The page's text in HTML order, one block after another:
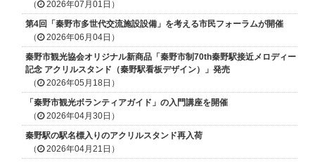
（
2026年07月01日）
第4回「秦野市多世代交流施設設備」を考える市民フォーラムが開催
（
2026年06月04日）
秦野市観光協会オリジナル新商品「秦野市制70th秦野駅接近メロディー
記念 アクリルスタンド（秦野駅看板デザイン）」発売
（
2026年05月18日）
「秦野市観光ボランティアガイド」の入門講座を開催
（
2026年04月30日）
秦野駅の駅名標入りのアクリルスタンド再入荷
（
2026年04月21日）